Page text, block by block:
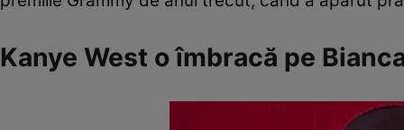
Kanye West o îmbracă pe